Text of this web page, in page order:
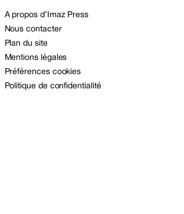
A propos d’Imaz Press
Nous contacter
Plan du site
Mentions légales
Préférences cookies
Politique de confidentialité